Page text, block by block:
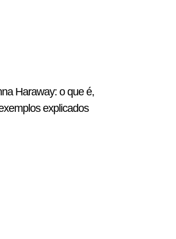
Haraway: o que é,
explicados